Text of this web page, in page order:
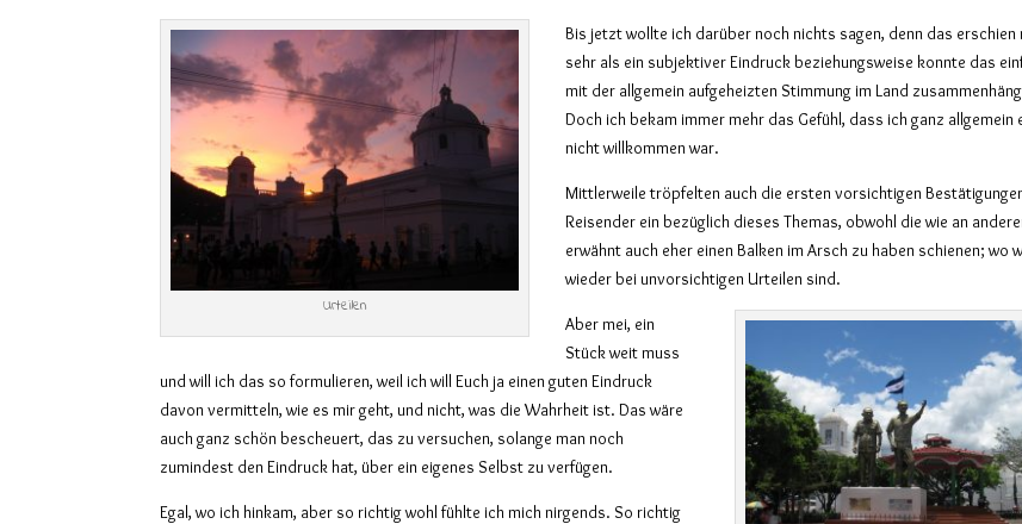
Urteilen
Bis jetzt wollte ich darüber noch nichts sagen, denn das erschien
sehr als ein subjektiver Eindruck beziehungsweise konnte das
mit der allgemein aufgeheizten Stimmung im Land
Doch ich bekam immer mehr das Gefühl, dass ich ganz allgemein
nicht willkommen war.
Mittlerweile tröpfelten auch die ersten vorsichtigen
Reisender ein bezüglich dieses Themas, obwohl die wie an
erwähnt auch eher einen Balken im Arsch zu haben schienen; wo
wieder bei unvorsichtigen Urteilen sind.
Aber mei, ein
Stück weit muss
und will ich das so formulieren, weil ich will Euch ja einen guten Eindruck
davon vermitteln, wie es mir geht, und nicht, was die Wahrheit ist. Das wäre
auch ganz schön bescheuert, das zu versuchen, solange man noch
zumindest den Eindruck hat, über ein eigenes Selbst zu verfügen.
Egal, wo ich hinkam, aber so richtig wohl fühlte ich mich nirgends. So richtig